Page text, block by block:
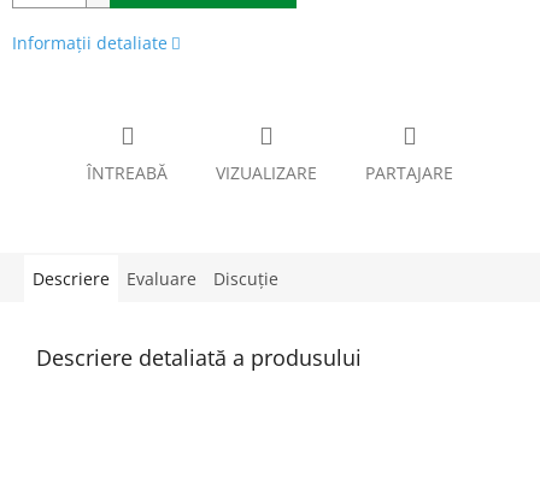
Informaţii detaliate
ÎNTREABĂ VIZUALIZARE PARTAJARE
Descriere Evaluare Discuţie
Descriere detaliată a produsului